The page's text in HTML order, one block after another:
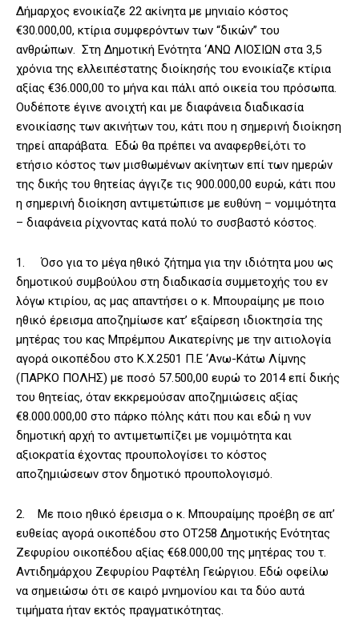
Δήμαρχος ενοικίαζε 22 ακίνητα με μηνιαίο κόστος
€30.000,00, κτίρια συμφερόντων των “δικών” του
ανθρώπων. Στη Δημοτική Ενότητα ‘ΑΝΩ ΛΙΟΣΙΩΝ στα 3,5
χρόνια της ελλειπέστατης διοίκησής του ενοικίαζε κτίρια
αξίας €36.000,00 το μήνα και πάλι από οικεία του πρόσωπα.
Ουδέποτε έγινε ανοιχτή και με διαφάνεια διαδικασία
ενοικίασης των ακινήτων του, κάτι που η σημερινή διοίκηση
τηρεί απαράβατα. Εδώ θα πρέπει να αναφερθεί,ότι το
ετήσιο κόστος των μισθωμένων ακίνητων επί των ημερών
της δικής του θητείας άγγιζε τις 900.000,00 ευρώ, κάτι που
η σημερινή διοίκηση αντιμετώπισε με ευθύνη – νομιμότητα
– διαφάνεια ρίχνοντας κατά πολύ το συσβαστό κόστος.
1. Όσο για το μέγα ηθικό ζήτημα για την ιδιότητα μου ως
δημοτικού συμβούλου στη διαδικασία συμμετοχής του εν
λόγω κτιρίου, ας μας απαντήσει ο κ. Μπουραίμης με ποιο
ηθικό έρεισμα αποζημίωσε κατ’ εξαίρεση ιδιοκτησία της
μητέρας του κας Μπρέμπου Αικατερίνης με την αιτιολογία
αγορά οικοπέδου στο Κ.Χ.2501 Π.Ε ‘Ανω-Κάτω Λίμνης
(ΠΑΡΚΟ ΠΟΛΗΣ) με ποσό 57.500,00 ευρώ το 2014 επί δικής
του θητείας, όταν εκκρεμούσαν αποζημιώσεις αξίας
€8.000.000,00 στο πάρκο πόλης κάτι που και εδώ η νυν
δημοτική αρχή το αντιμετωπίζει με νομιμότητα και
αξιοκρατία έχοντας προυπολογίσει το κόστος
αποζημιώσεων στον δημοτικό προυπολογισμό.
2. Με ποιο ηθικό έρεισμα ο κ. Μπουραίμης προέβη σε απ’
ευθείας αγορά οικοπέδου στο ΟΤ258 Δημοτικής Ενότητας
Ζεφυρίου οικοπέδου αξίας €68.000,00 της μητέρας του τ.
Αντιδημάρχου Ζεφυρίου Ραφτέλη Γεώργιου. Εδώ οφείλω
να σημειώσω ότι σε καιρό μνημονίου και τα δύο αυτά
τιμήματα ήταν εκτός πραγματικότητας.